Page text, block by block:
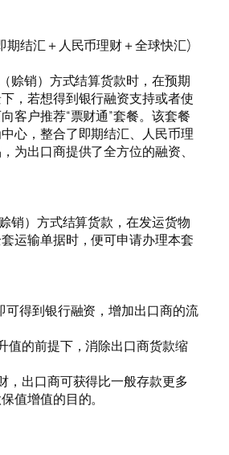
期结汇＋人民币理财＋全球快汇)
赊销）方式结算货款时，在预期
，若想得到银行融资支持或者使
客户推荐“票财通”套餐。该套餐
心，整合了即期结汇、人民币理
为出口商提供了全方位的融资、
销）方式结算货款，在发运货物
运输单据时，便可申请办理本套
可得到银行融资，增加出口商的流
值的前提下，消除出口商货款缩
，出口商可获得比一般存款更多
值增值的目的。